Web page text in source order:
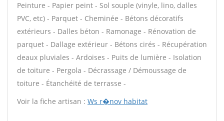
Peinture - Papier peint - Sol souple (vinyle, lino, dalles
PVC, etc) - Parquet - Cheminée - Bétons décoratifs
extérieurs - Dalles béton - Ramonage - Rénovation de
parquet - Dallage extérieur - Bétons cirés - Récupération
deaux pluviales - Ardoises - Puits de lumière - Isolation
de toiture - Pergola - Décrassage / Démoussage de
toiture - Étanchéité de terrasse -
Voir la fiche artisan : Ws r�nov habitat